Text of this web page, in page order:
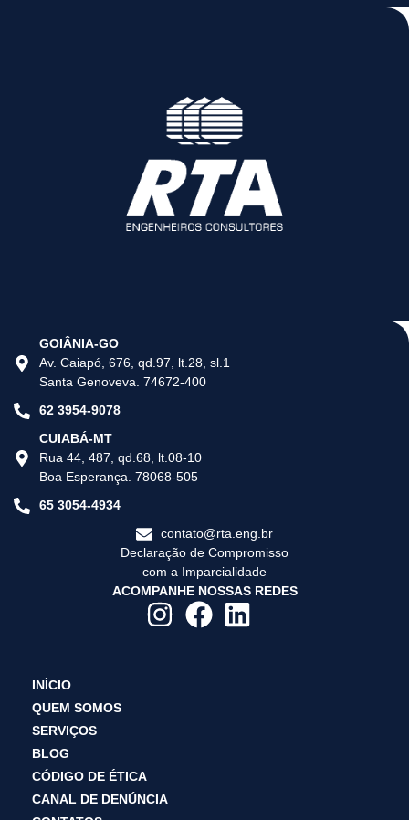
GOIÂNIA-GO
Av. Caiapó, 676, qd.97, lt.28, sl.1
Santa Genoveva. 74672-400
62 3954-9078
CUIABÁ-MT
Rua 44, 487, qd.68, lt.08-10
Boa Esperança. 78068-505
65 3054-4934
contato@rta.eng.br
Declaração de Compromisso
com a Imparcialidade
ACOMPANHE NOSSAS REDES
INÍCIO
QUEM SOMOS
SERVIÇOS
BLOG
CÓDIGO DE ÉTICA
CANAL DE DENÚNCIA